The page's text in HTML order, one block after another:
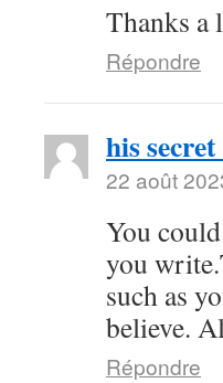
Thanks a
Répondre
his
22 août
You
you
such as
believe.
Répondre